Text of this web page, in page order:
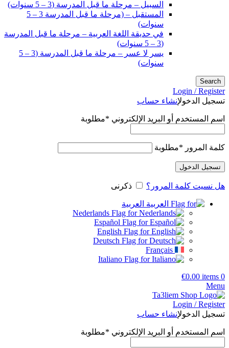
السبيل – مرحلة ما قبل المدرسة (3 – 5 سنوات)
المستقبل – (مرحلة ما قبل المدرسة 3 – 5
سنوات)
في حديقة اللغة العربية – مرحلة ما قبل المدرسة
(3 – 5 سنوات)
يسر لا عسر – مرحلة ما قبل المدرسة (3 – 5
سنوات)
Search
Login / Register
تسجيل الدخولإنشاء حساب
اسم المستخدم أو البريد الإلكتروني *مطلوبة
كلمة المرور *مطلوبة
تسجيل الدخول
هل نسيت كلمة المرور؟ ذكرنى
العربية
Nederlands
Español
English
Deutsch
Français
Italiano
0
items
€0.00
Menu
Login / Register
تسجيل الدخولإنشاء حساب
اسم المستخدم أو البريد الإلكتروني *مطلوبة